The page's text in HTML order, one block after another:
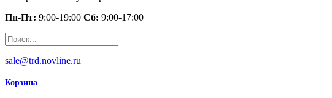
Пн-Пт: 9:00-19:00 Сб: 9:00-17:00
sale@trd.novline.ru
Корзина